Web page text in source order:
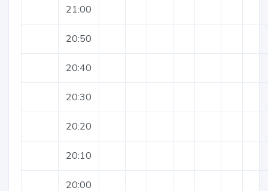
21:00
20:50
20:40
20:30
20:20
20:10
20:00